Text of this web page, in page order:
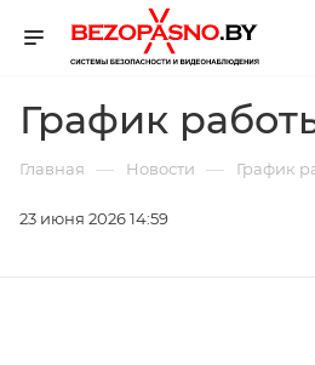
График
Главная — Новости — График
23 июня 2026 14:59